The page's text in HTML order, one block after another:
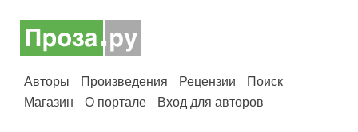
Авторы Произведения Рецензии
Поиск
Магазин
О портале Вход для авторов